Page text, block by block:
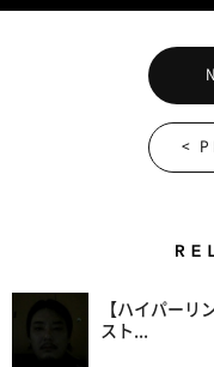
<
【ハイパーリ
スト...